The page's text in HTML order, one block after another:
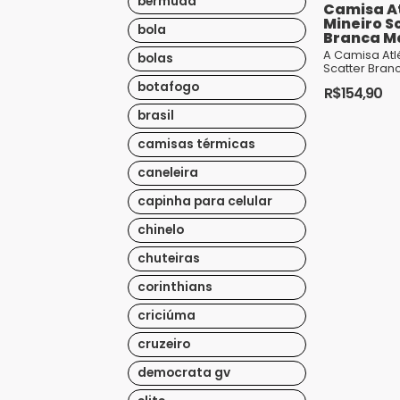
bola
bolas
botafogo
brasil
camisas térmicas
caneleira
capinha para celular
chinelo
chuteiras
corinthians
criciúma
cruzeiro
democrata gv
Camisa
Mineiro
Branca
A Camisa
Scatter
os
R$154,90